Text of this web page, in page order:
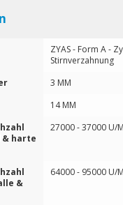
ZYAS - Form A -
Stirnverzahnung
3 MM
14 MM
& harte
27000 - 37000 U/M
&
64000 - 95000 U/M